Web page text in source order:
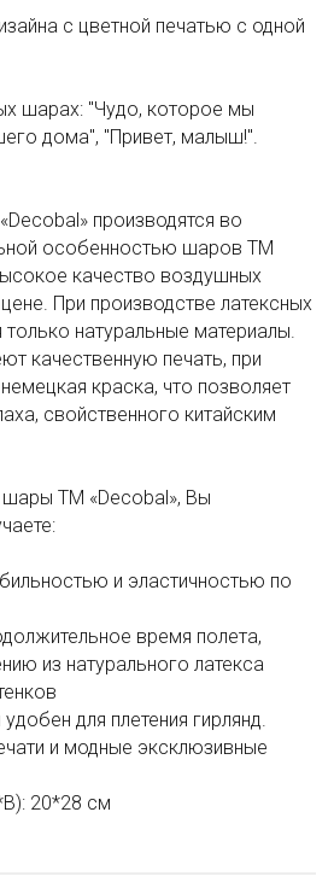
с цветной печатью с одной
шарах: "Чудо, которое мы
дома", "Привет, малыш!".
производятся во
особенностью шаров ТМ
качество воздушных
При производстве латексных
натуральные материалы.
качественную печать, при
краска, что позволяет
свойственного китайским
ТМ «Decobal», Вы
и эластичностью по
время полета,
из натурального латекса
для плетения гирлянд.
и модные эксклюзивные
20*28 см